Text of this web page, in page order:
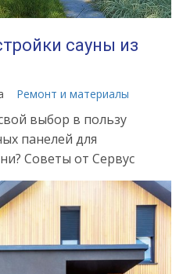
сауны из
Ремонт и материалы
выбор в пользу
панелей для
Советы от Сервус